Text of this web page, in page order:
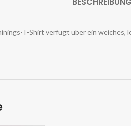
T-Shirt verfügt über ein